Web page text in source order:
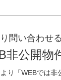
問い合わせ
非公開物
り「WEBでは非